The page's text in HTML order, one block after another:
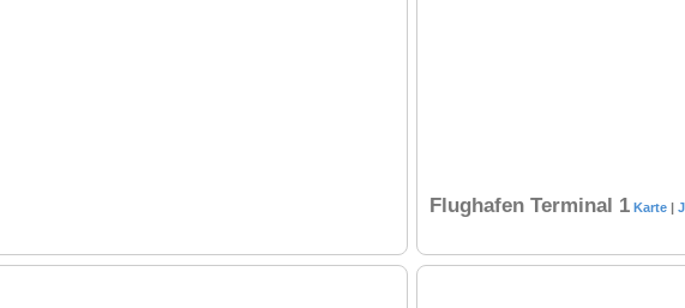
Flughafen Terminal 1 Karte |